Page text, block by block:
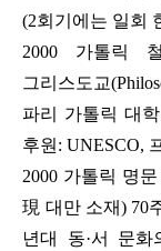
(2회기에는 일회
2000 가톨릭
그리스도교
파리 가톨릭 대
후원: UNESCO,
2000 가톨릭 명
現 대만 소재) 70
년대 동·서 문